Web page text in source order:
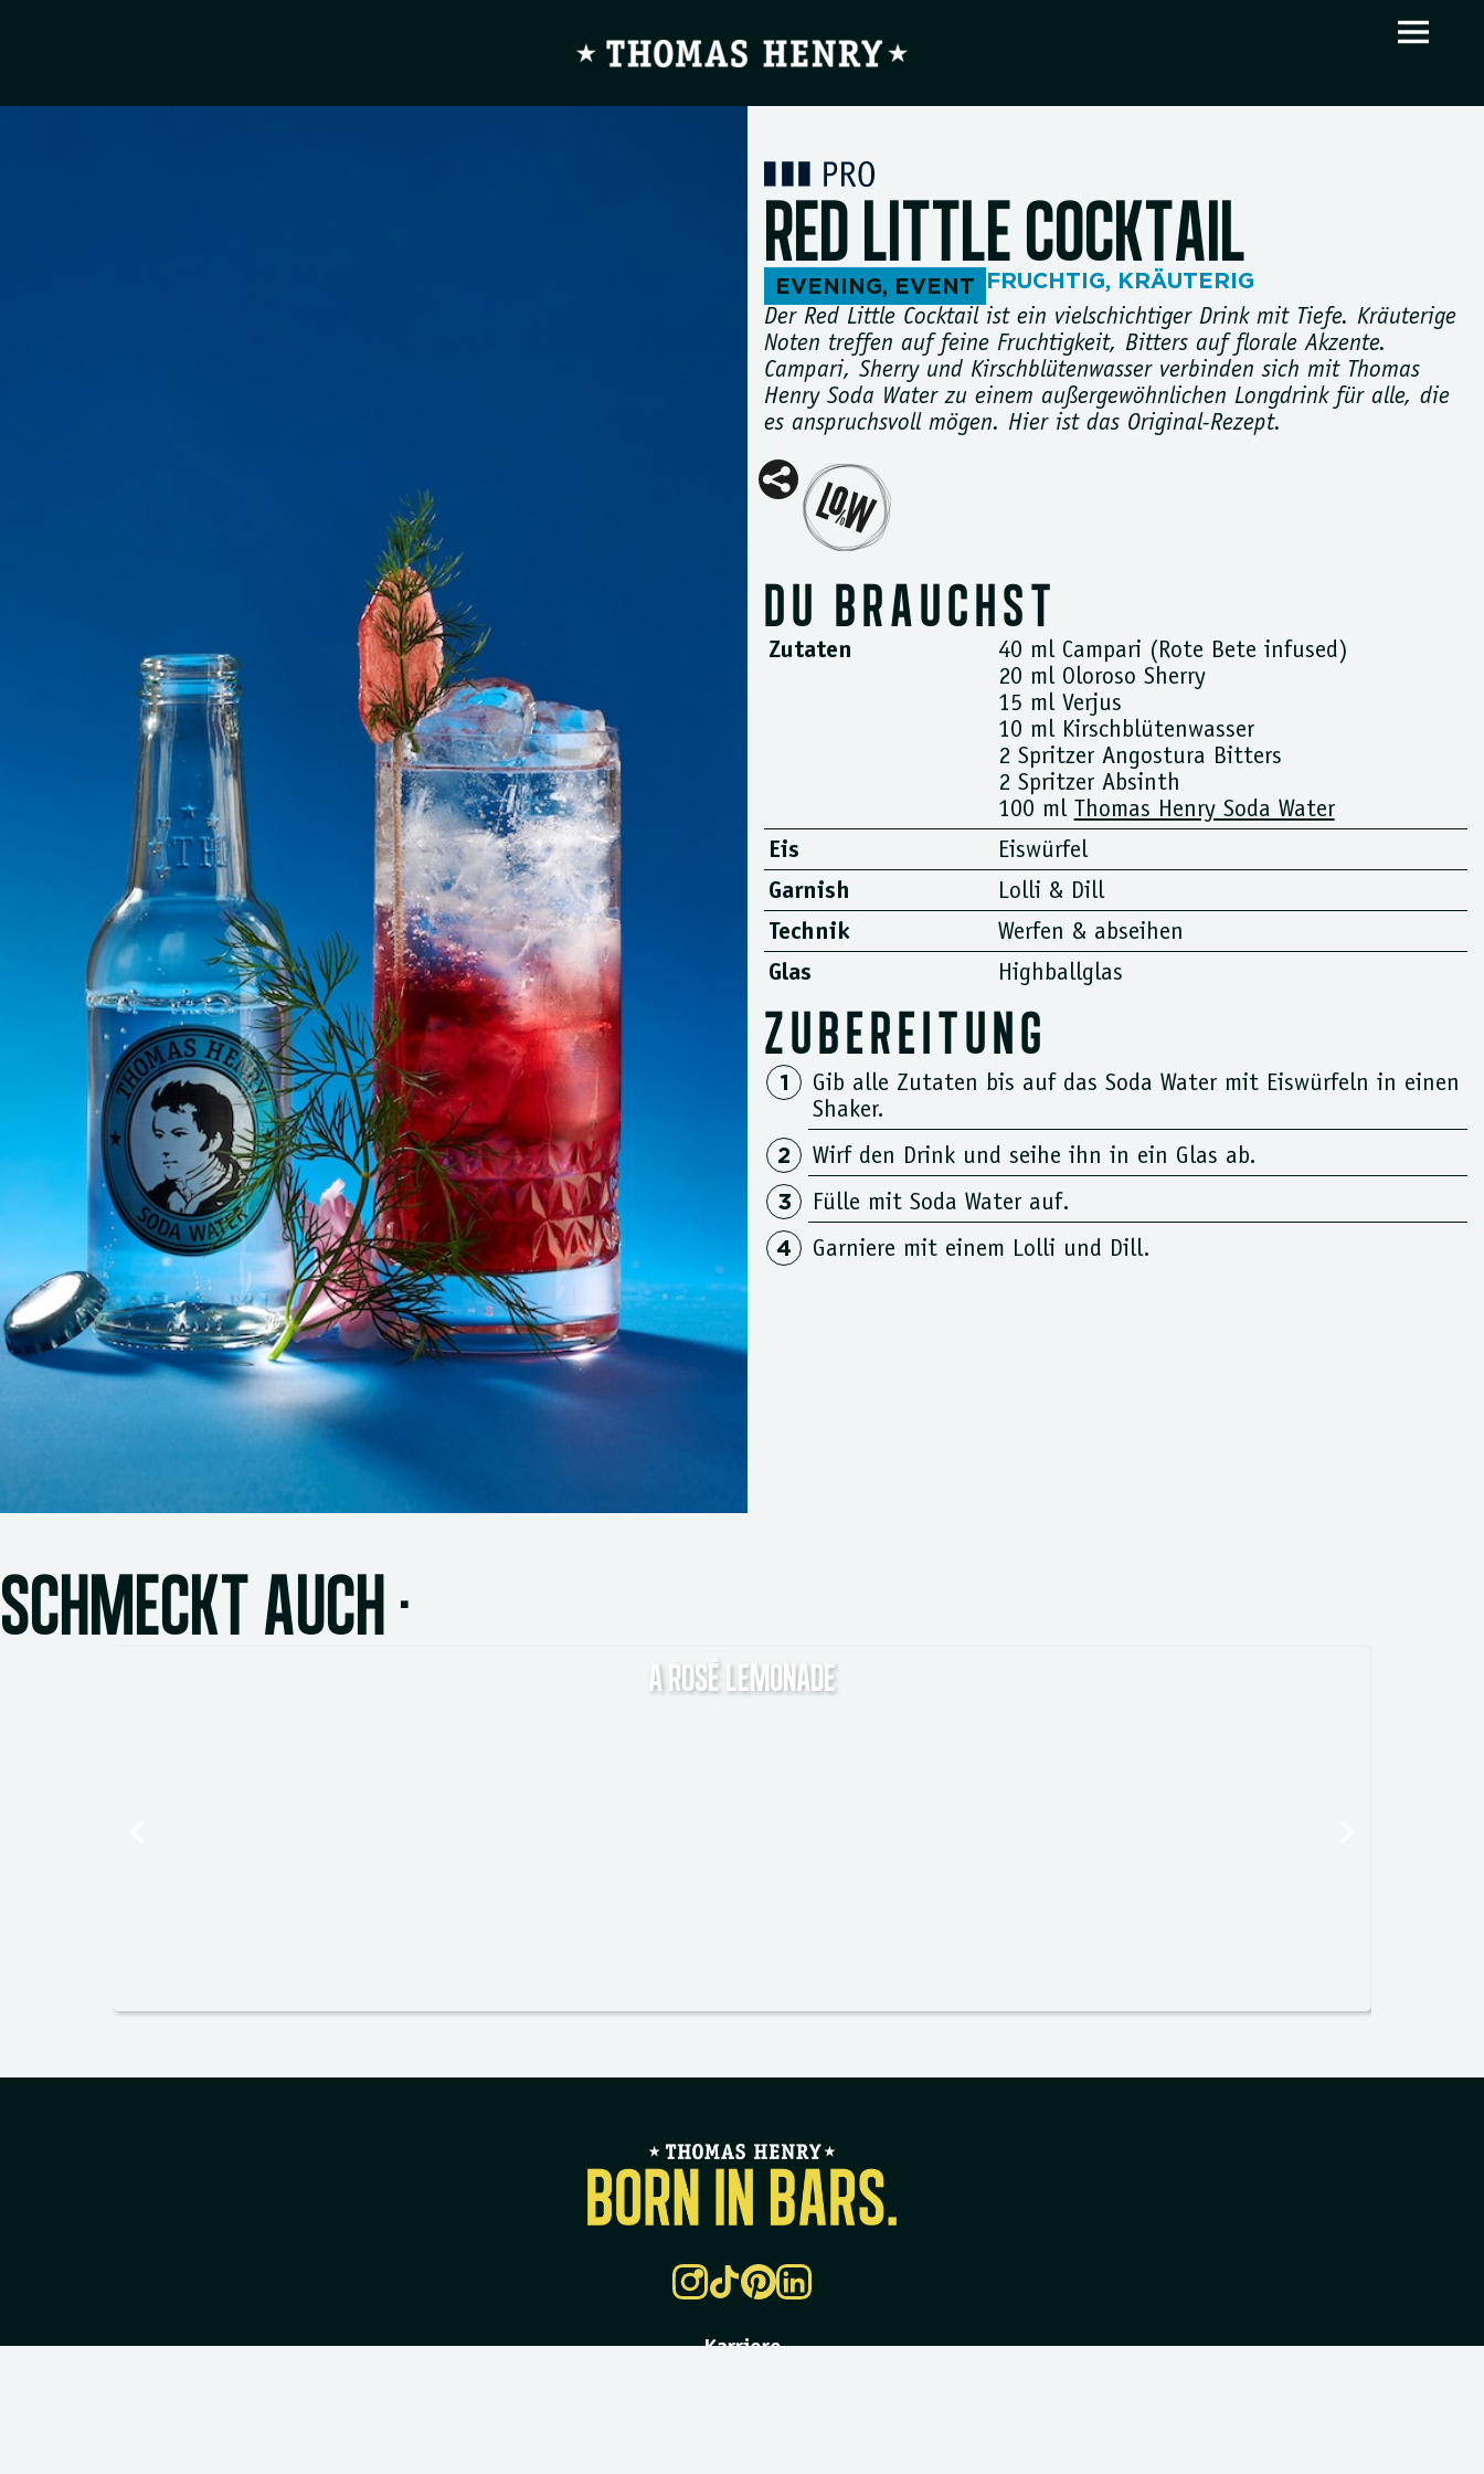
RED LITTLE COCKTAIL
EVENING, EVENT FRUCHTIG, KRÄUTERIG
Der Red Little Cocktail ist ein vielschichtiger Drink mit Tiefe. Kräuterige
Noten treffen auf feine Fruchtigkeit, Bitters auf florale Akzente.
Campari, Sherry und Kirschblütenwasser verbinden sich mit Thomas
Henry Soda Water zu einem außergewöhnlichen Longdrink für alle, die
es anspruchsvoll mögen. Hier ist das Original-Rezept.
DU BRAUCHST
Zutaten
40 ml Campari (Rote Bete infused)
20 ml Oloroso Sherry
15 ml Verjus
10 ml Kirschblütenwasser
2 Spritzer Angostura Bitters
2 Spritzer Absinth
100 ml Thomas Henry Soda Water
Eis
Eiswürfel
Garnish
Lolli & Dill
Technik
Werfen & abseihen
Glas
Highballglas
ZUBEREITUNG
Gib alle Zutaten bis auf das Soda Water mit Eiswürfeln in einen
Shaker.
Wirf den Drink und seihe ihn in ein Glas ab.
Fülle mit Soda Water auf.
Garniere mit einem Lolli und Dill.
SCHMECKT AUCH ·
A ROSÉ LEMONADE
Karriere